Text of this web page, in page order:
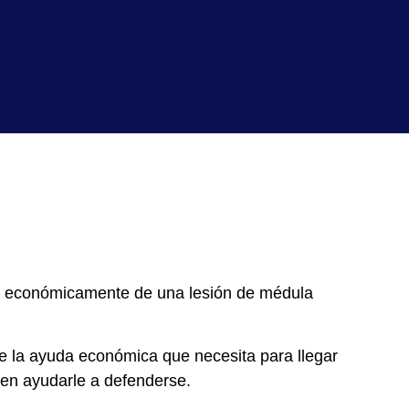
de una lesión de médula
la ayuda económica que necesita para llegar
ayudarle a defenderse.